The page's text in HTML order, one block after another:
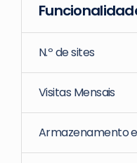
N.º de sites
Visitas Mensais
Armazenamento